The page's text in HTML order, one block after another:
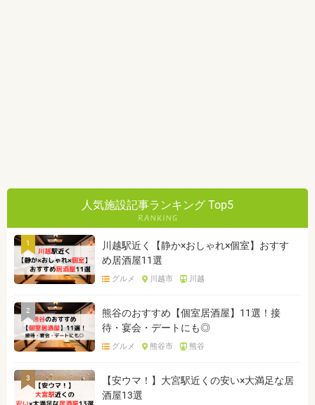
人気施設記事ランキング Top5
1
川越駅近く【静か×おしゃれ×個室】おすす
め居酒屋11選
グルメ 川越市 川越
2
熊谷のおすすめ【個室居酒屋】11選！接
待・宴会・デートにも◎
グルメ 熊谷市 熊谷
3
【安ウマ！】大宮駅近くの安い×大満足な居
酒屋13選